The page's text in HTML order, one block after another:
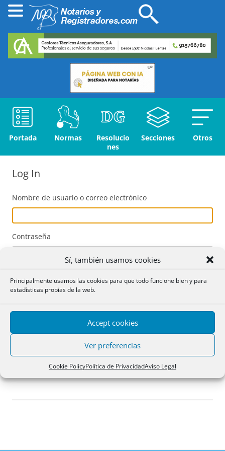
Sí, también usamos cookies
Principalmente usamos las cookies para que todo funcione bien y para
estadísticas propias de la web.
Accept cookies
Ver preferencias
Cookie PolicyPolítica de PrivacidadAviso Legal
Portada Normas
Resolucio
nes
Secciones Otros
Log In
Nombre de usuario o correo electrónico
Contraseña
Acceder
Registro
¿Has olvidado tu contraseña?